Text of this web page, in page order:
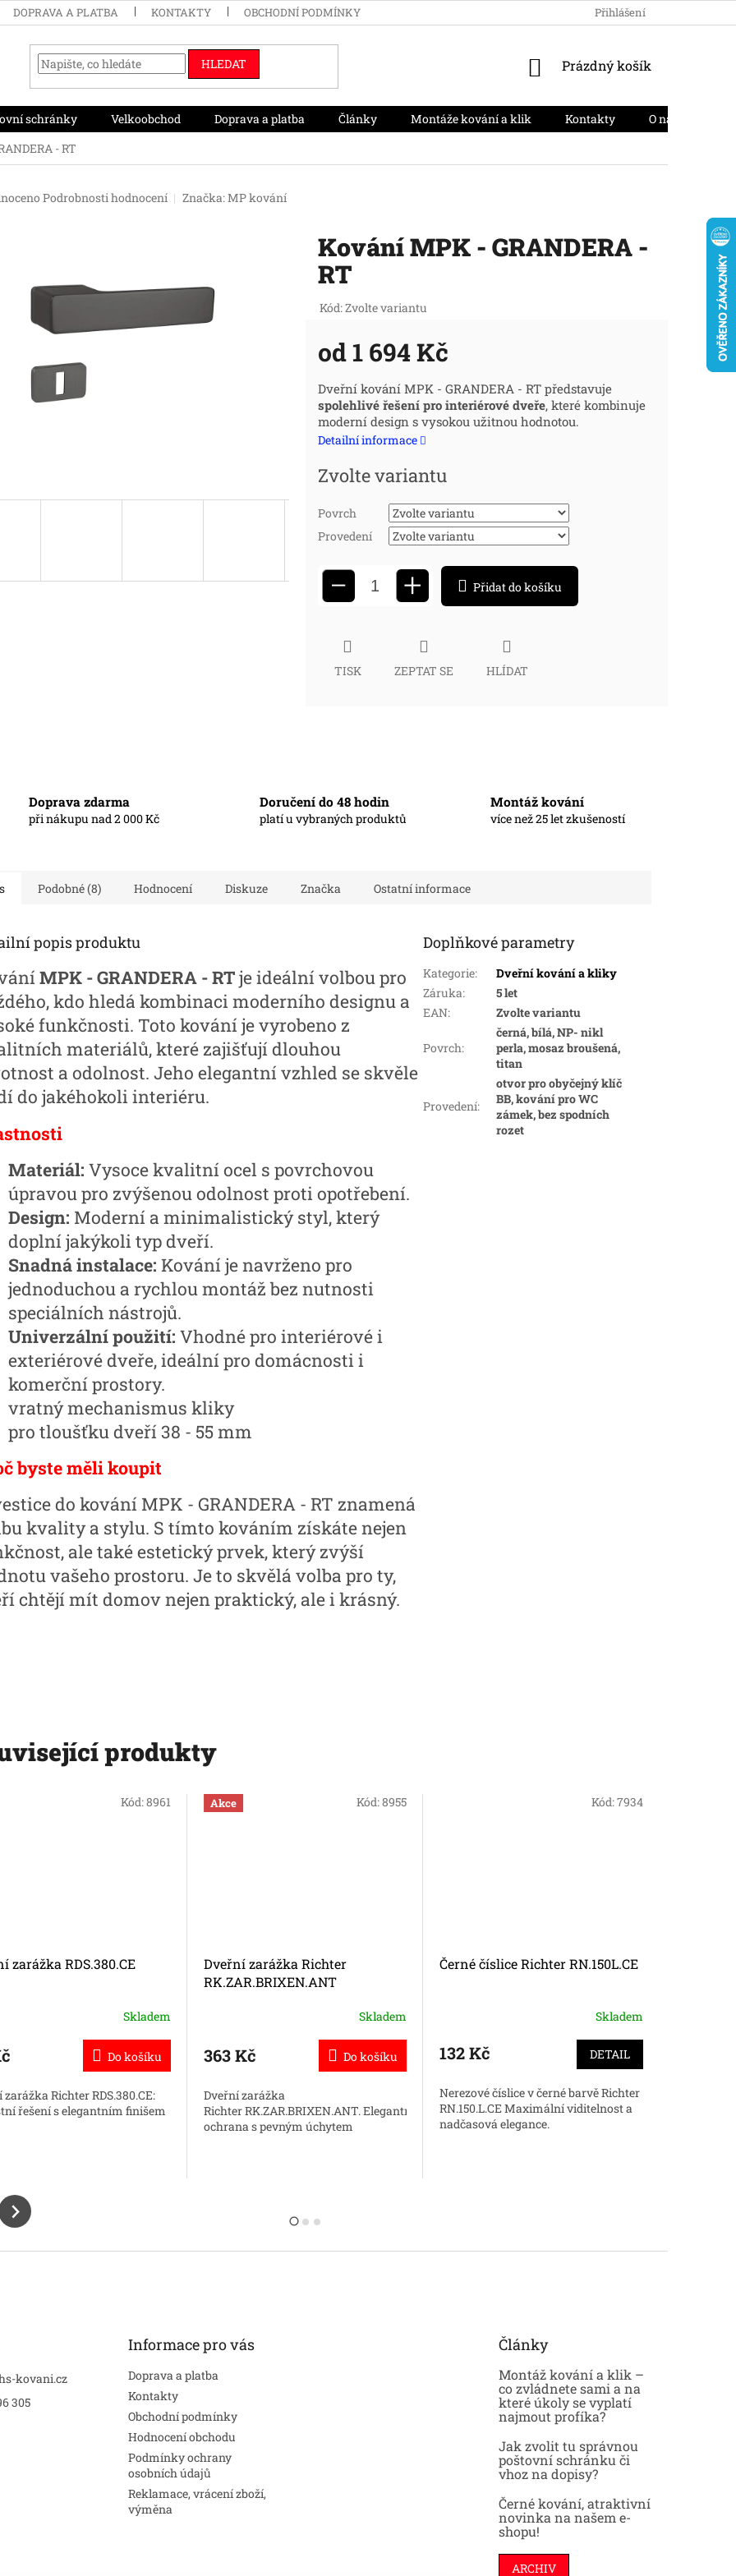
DOPRAVA A PLATBA KONTAKTY OBCHODNÍ PODMÍNKY PODMÍNKY OCHRANY OSOBNÍCH
Přihlášení
HLEDAT
NÁKUPNÍ
Prázdný košík
schránky Velkoobchod Doprava a platba Články Montáže kování a klik Kontakty O nás
- RT
Podrobnosti hodnocení Značka:MP kování
Kování MPK - GRANDERA -
RT
Kód:Zvolte variantu
od 1 694 Kč
Měrná
cena:
Dveřní kování MPK - GRANDERA - RT představuje
spolehlivé řešení pro interiérové dveře, které kombinuje
moderní design s vysokou užitnou hodnotou.
Detailní informace
Zvolte variantu
Povrch
Provedení
− + Přidat do košíku
TISK ZEPTAT SE HLÍDAT
Doprava zdarma
při nákupu nad 2 000 Kč
Doručení do 48 hodin
platí u vybraných produktů
Montáž kování
více než 25 let zkušeností
Podobné (8) Hodnocení Diskuze Značka Ostatní informace
popis produktu
MPK - GRANDERA - RTje ideální volbou pro
kdo hledá kombinaci moderního designu a
funkčnosti. Toto kování je vyrobeno z
materiálů, které zajišťují dlouhou
a odolnost. Jeho elegantní vzhled se skvěle
do jakéhokoli interiéru.
Materiál: Vysoce kvalitní ocel s povrchovou
úpravou pro zvýšenou odolnost proti opotřebení.
Design: Moderní a minimalistický styl, který
doplní jakýkoli typ dveří.
Snadná instalace: Kování je navrženo pro
jednoduchou a rychlou montáž bez nutnosti
speciálních nástrojů.
Univerzální použití: Vhodné pro interiérové i
exteriérové dveře, ideální pro domácnosti i
komerční prostory.
vratný mechanismus kliky
pro tloušťku dveří 38 - 55 mm
byste měli koupit
do kování MPK - GRANDERA - RT znamená
kvality a stylu. S tímto kováním získáte nejen
ale také estetický prvek, který zvýší
vašeho prostoru. Je to skvělá volba pro ty,
chtějí mít domov nejen praktický, ale i krásný.
Doplňkové parametry
Kategorie:
Dveřní kování a kliky
Záruka:
5 let
EAN: Zvolte variantu
Povrch:
černá, bílá, NP- nikl
perla, mosaz broušená,
titan
Provedení:
otvor pro obyčejný klíč
BB, kování pro WC
zámek, bez spodních
rozet
produkty
zarážka RDS.380.CE
Skladem
Do košíku
zarážka Richter RDS.380.CE:
řešení s elegantním finišem
Kód:8961 Akce
Dveřní zarážka Richter
RK.ZAR.BRIXEN.ANT
Skladem
363 Kč Do košíku
Dveřní zarážka
Richter RK.ZAR.BRIXEN.ANT. Elegantní
ochrana s pevným úchytem
Kód:8955
Černé číslice Richter RN.150L.CE
Skladem
132 Kč DETAIL
Nerezové číslice v černé barvě Richter
RN.150.L.CE Maximální viditelnost a
nadčasová elegance.
Kód:7934
kovani.cz
305
Informace pro vás
Doprava a platba
Kontakty
Obchodní podmínky
Hodnocení obchodu
Podmínky ochrany
osobních údajů
Reklamace, vrácení zboží,
výměna
Články
Montáž kování a klik –
co zvládnete sami a na
které úkoly se vyplatí
najmout profíka?
Jak zvolit tu správnou
poštovní schránku či
vhoz na dopisy?
Černé kování, atraktivní
novinka na našem e-
shopu!
ARCHIV